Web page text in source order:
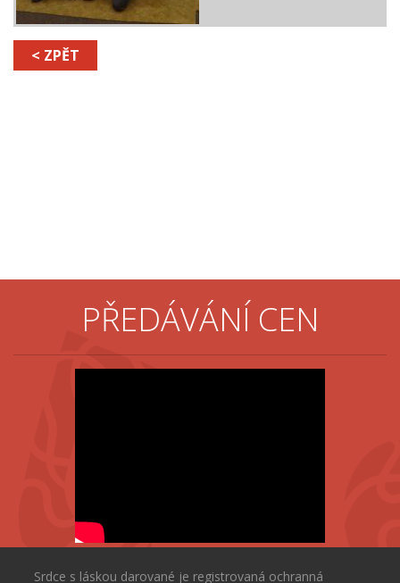
< ZPĚT
PŘEDÁVÁNÍ CEN
Srdce s láskou darované je registrovaná ochranná